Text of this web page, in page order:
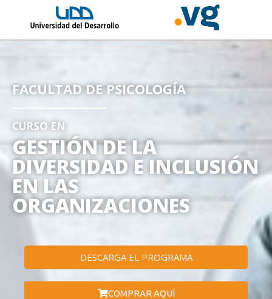
FACULTAD DE PSICOLOGÍA
CURSO EN
GESTIÓN DE LA
DIVERSIDAD E INCLUSIÓN
EN LAS
ORGANIZACIONES
DESCARGA EL PROGRAMA
COMPRAR AQUÍ